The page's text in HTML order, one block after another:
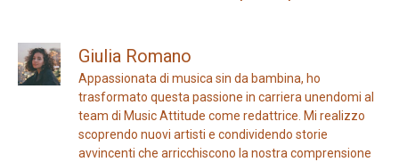
Giulia Romano
Appassionata di musica sin da bambina, ho
trasformato questa passione in carriera unendomi al
team di Music Attitude come redattrice. Mi realizzo
scoprendo nuovi artisti e condividendo storie
avvincenti che arricchiscono la nostra comprensione